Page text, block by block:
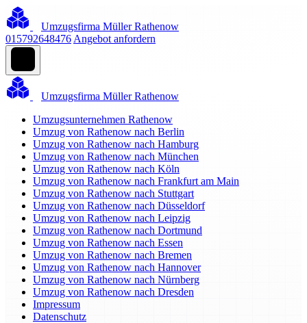
Umzugsfirma Müller Rathenow
015792648476 Angebot anfordern
Umzugsfirma Müller Rathenow
Umzugsunternehmen Rathenow
Umzug von Rathenow nach Berlin
Umzug von Rathenow nach Hamburg
Umzug von Rathenow nach München
Umzug von Rathenow nach Köln
Umzug von Rathenow nach Frankfurt am Main
Umzug von Rathenow nach Stuttgart
Umzug von Rathenow nach Düsseldorf
Umzug von Rathenow nach Leipzig
Umzug von Rathenow nach Dortmund
Umzug von Rathenow nach Essen
Umzug von Rathenow nach Bremen
Umzug von Rathenow nach Hannover
Umzug von Rathenow nach Nürnberg
Umzug von Rathenow nach Dresden
Impressum
Datenschutz